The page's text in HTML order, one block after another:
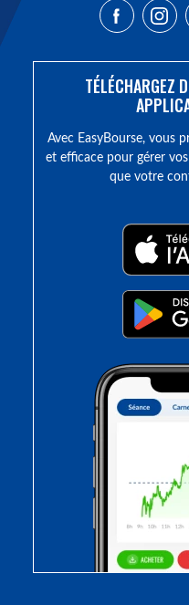
TÉLÉCHARGEZ
Avec EasyBourse, vous
et efficace pour gérer
que votre